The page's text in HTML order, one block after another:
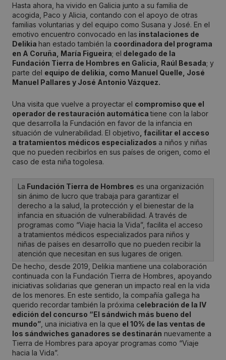
Hasta ahora, ha vivido en Galicia junto a su familia de
acogida, Paco y Alicia, contando con el apoyo de otras
familias voluntarias y del equipo como Susana y José. En el
emotivo encuentro convocado en las instalaciones de
Delikia han estado también la coordinadora del programa
en A Coruña, María Figueira; el delegado de la
Fundación Tierra de Hombres en Galicia, Raúl Besada; y
parte del equipo de delikia, como Manuel Quelle, José
Manuel Pallares y José Antonio Vázquez.
Una visita que vuelve a proyectar el compromiso que el
operador de restauración automáticatiene con la labor
que desarrolla la Fundación en favor de la infancia en
situación de vulnerabilidad. El objetivo , facilitar el acceso
a tratamientos médicos especializados a niños y niñas
que no pueden recibirlos en sus países de origen, como el
caso de esta niña togolesa.
La Fundación Tierra de Hombres es una organización
sin ánimo de lucro que trabaja para garantizar el
derecho a la salud, la protección y el bienestar de la
infancia en situación de vulnerabilidad. A través de
programas como “Viaje hacia la Vida”, facilita el acceso
a tratamientos médicos especializados para niños y
niñas de países en desarrollo que no pueden recibir la
atención que necesitan en sus lugares de origen.
De hecho, desde 2019, Delikia mantiene una colaboración
continuada con la Fundación Tierra de Hombres, apoyando
iniciativas solidarias que generan un impacto real en la vida
de los menores. En este sentido, la compañía gallega ha
querido recordar también la próxima celebración de la IV
edición del concurso “El sándwich más bueno del
mundo” , una iniciativa en la que el 10% de las ventas de
los sándwiches ganadores se destinarán nuevamente a
Tierra de Hombres para apoyar programas como “Viaje
hacia la Vida”.